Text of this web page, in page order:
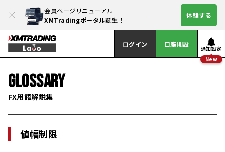
会員ページリニューアル
XMTradingポータル誕生！
体験する
ログイン 口座開設
通知設定
New
GLOSSARY
FX用語解説集
値幅制限